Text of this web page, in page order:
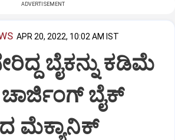
ADVERTISEMENT
APR 20, 2022, 10:02 AM IST
ಬೈಕನ್ನು ಕಡಿಮೆ
ಬೈಕ್
ಮೆಕ್ಯಾನಿಕ್